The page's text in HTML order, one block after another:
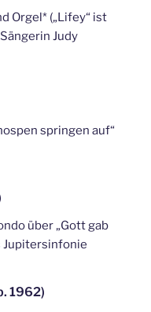
Orgel* („Lifey“ ist
Judy
springen auf“
über „Gott gab
Jupitersinfonie
1962)